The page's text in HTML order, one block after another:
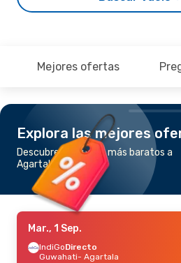
Mejores ofertas
Explora las mejores
Descubre los vuelos más baratos a
Agartala
Mar., 1 Sep.
IndiGoDirecto
Guwahati- Agartala